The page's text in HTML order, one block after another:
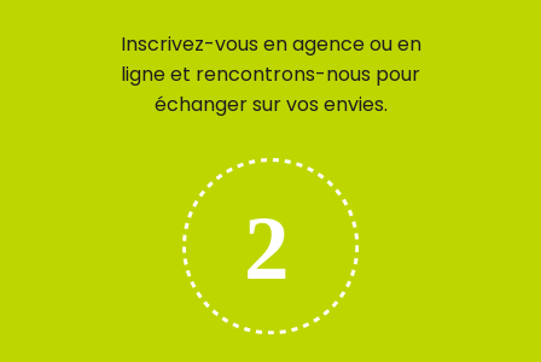
Inscrivez-vous en agence ou en
ligne et rencontrons-nous pour
échanger sur vos envies.